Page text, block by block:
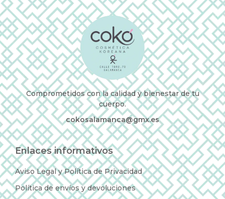
Comprometidos con la calidad y bienestar de tu
cuerpo.
cokosalamanca@gmx.es
Enlaces informativos
Aviso Legal y Política de Privacidad
Política de envíos y devoluciones